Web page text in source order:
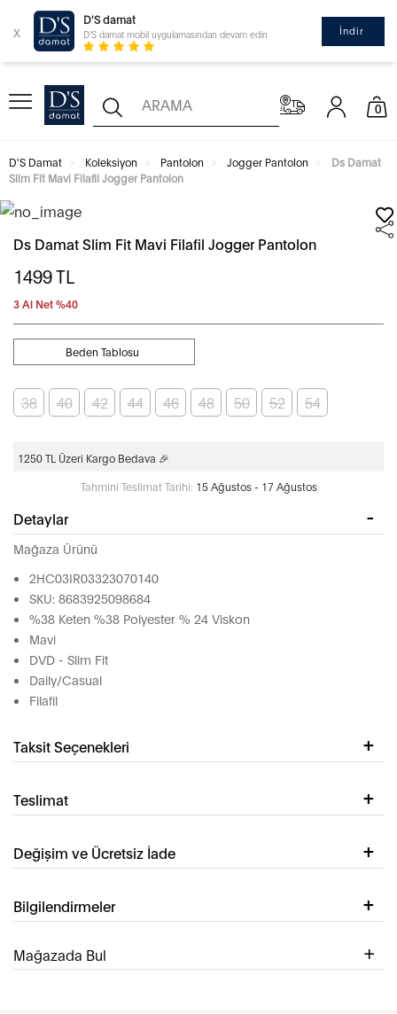
x
D'S damat
D'S damat mobil uygulamasından devam edin İndir
0
D'S Damat Koleksiyon Pantolon Jogger Pantolon
Ds Damat
Slim Fit Mavi Filafil Jogger Pantolon
Ds Damat Slim Fit Mavi Filafil Jogger Pantolon
1499TL
3 Al Net %40
Beden Tablosu
38 40 42 44 46 48 50 52 54
1250 TL Üzeri Kargo Bedava 🎉
Tahmini Teslimat Tarihi: 15 Ağustos - 17 Ağustos
Detaylar
Mağaza Ürünü
2HC03IR03323070140
SKU: 8683925098684
%38 Keten %38 Polyester % 24 Viskon
Mavi
DVD - Slim Fit
Daily/Casual
Filafil
Taksit Seçenekleri
Teslimat
Değişim ve Ücretsiz İade
Bilgilendirmeler
Mağazada Bul